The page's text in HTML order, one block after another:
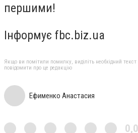
першими!
Інформує fbc.biz.ua
Якщо ви помітили помилку, виділіть необхідний
повідомити про це редакцію
Ефименко Анастасия
0,0